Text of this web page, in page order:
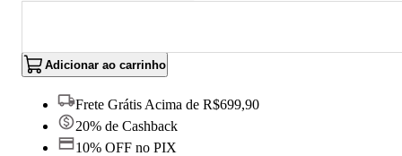
Adicionar ao carrinho
Frete Grátis Acima de R$699,90
20% de Cashback
10% OFF no PIX